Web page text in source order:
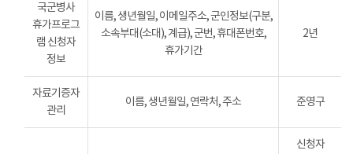
국군병사
휴가프로그
램 신청자
정보
이름, 생년월일, 이메일주소, 군인정보(구분,
소속부대(소대), 계급), 군번, 휴대폰번호,
휴가기간
2년
자료기증자
관리
이름, 생년월일, 연락처, 주소 준영구
신청자